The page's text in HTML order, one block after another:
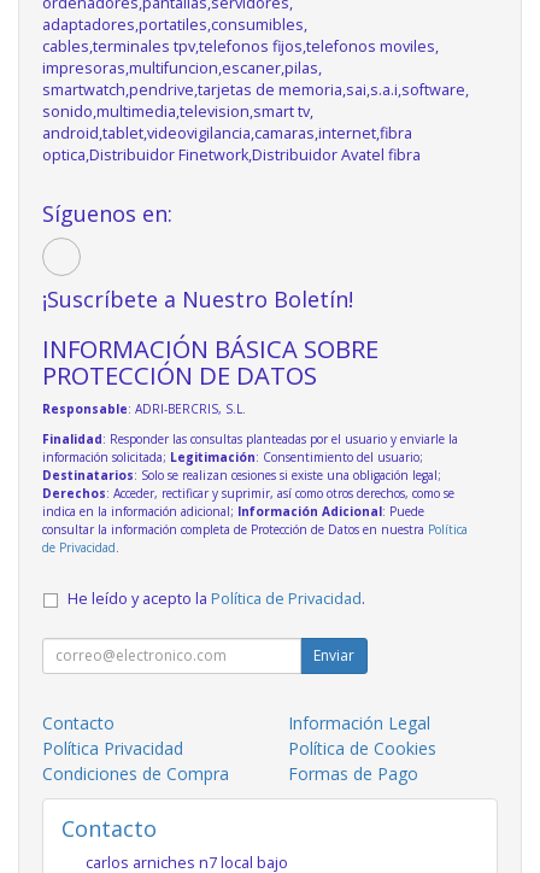
adaptadores,portatiles,consumibles,
cables,terminales tpv,telefonos fijos,telefonos moviles,
impresoras,multifuncion,escaner,pilas,
smartwatch,pendrive,tarjetas de memoria,sai,s.a.i,software,
sonido,multimedia,television,smart tv,
android,tablet,videovigilancia,camaras,internet,fibra
optica,Distribuidor Finetwork,Distribuidor Avatel fibra
Síguenos en:
¡Suscríbete a Nuestro Boletín!
INFORMACIÓN BÁSICA SOBRE
PROTECCIÓN DE DATOS
Responsable: ADRI-BERCRIS, S.L.
Finalidad: Responder las consultas planteadas por el usuario y enviarle la
información solicitada; Legitimación: Consentimiento del usuario;
Destinatarios: Solo se realizan cesiones si existe una obligación legal;
Derechos: Acceder, rectificar y suprimir, así como otros derechos, como se
indica en la información adicional; Información Adicional: Puede
consultar la información completa de Protección de Datos en nuestra Política
de Privacidad
He leído y acepto la Política de Privacidad.
Enviar
Contacto
Información Legal
Política Privacidad
Política de Cookies
Condiciones de Compra
Formas de Pago
Contacto
carlos arniches n7 local bajo